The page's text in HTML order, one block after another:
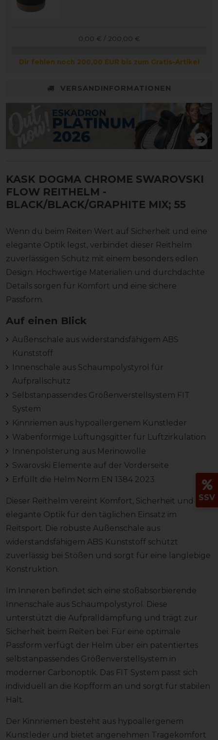
0,00 € / 200,00 €
Dir fehlen noch 200,00 EUR bis zum Gratis-Artikel
VERSANDINFORMATIONEN
KASK DOGMA CHROME SWAROVSKI
FLOW REITHELM -
BLACK/BLACK/GRAPHITE MIX; 55
Wenn du beim Reiten Wert auf Sicherheit und eine
elegante Optik legst, verbindet dieser Reithelm
zuverlässigen Schutz mit einem besonders edlen
Design. Hochwertige Materialien und durchdachte
Details sorgen für Komfort und eine sichere
Passform.
Auf einen Blick
Außenschale aus widerstandsfähigem ABS
Kunststoff
Innenschale aus Schaumpolystyrol für
Aufprallschutz
Selbstanpassendes Größenverstellsystem FIT
System
Kinnriemen aus hypoallergenem Kunstleder
Wabenförmige Lüftungsgitter für Luftzirkulation
Innenpolsterung aus Merinowolle
Swarovski Elemente auf der Vorderseite
Erfüllt die Helm Norm EN 1384 2023
Dieser Reithelm vereint Komfort, Sicherheit und eine
elegante Optik für den täglichen Einsatz im
Reitsport. Die robuste Außenschale aus
widerstandsfähigem ABS Kunststoff schützt
zuverlässig bei Stößen und sorgt für eine langlebige
Konstruktion.
Im Inneren befindet sich eine stoßabsorbierende
Innenschale aus Schaumpolystyrol. Diese
unterstützt die Aufpralldämpfung und trägt zur
Sicherheit beim Reiten bei. Für eine optimale
Passform verfügt der Helm über ein patentiertes
selbstanpassendes Größenverstellsystem in
moderner Carbonoptik. Das FIT System passt sich
individuell an die Kopfform an und sorgt für stabilen
Halt.
Der Kinnriemen besteht aus hypoallergenem
Kunstleder und bietet angenehmen Tragekomfort
SSV